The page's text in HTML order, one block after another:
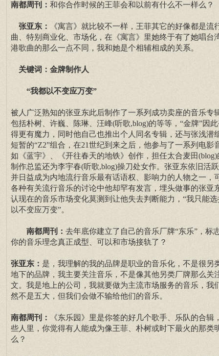
南都周刊： 和你合作时候的王菲会和以前有什么不一样么？
张亚东：
《寓言》就比较不一样，王菲其它的好像都是流
曲、特别商业化、市场化，在《寓言》里她终于有了她唱台
港歌曲的那么一点不同，我和她是个相辅相成的关系。
关键词：金牌制作人
“我都以不变应万变”
被人广泛熟知的张亚东此后制作了一系列成功卖座的音乐专
包括朴树、许巍、陈琳、汪峰(听歌,blog)的等等，“金牌”因
得更有魔力，同时他自己也推出个人同名专辑，还与张浅潜
短暂的“Z2”组合，在21世纪到来之后，他参与了一系列电影
如《蓝宇》、《开往春天的地铁》创作，担任太合麦田(blog)
制作总监还为李宇春(听歌,blog)操刀处女作。张亚东依旧活
并日益成为内地流行音乐最有话语权、影响力的人物之一，
各种有关流行音乐的讨论中他却罕有发言，埋头做事的张亚
认现在的音乐市场变化莫测到让他失去判断能力，“我只能选
以不变应万变”。
南都周刊： 去年底你建立了自己的音乐厂牌“东乐”，标
你的音乐理念真正成型、可以和市场接轨了？
张亚东： 是，我理解的我的品牌是职业的音乐化，不是很另
地下的品牌，我主要关注音乐，不是像其他另类厂牌那么关
文。我是地上的公司，我就要做为主流市场服务的音乐，我
然不是五大，但我们会做不输给他们的音乐。
南都周刊：
《东乐园》里是你签的好几个歌手、乐队的合辑
些人里，你觉得有人能成为像王菲、朴树或时下最火的那类
么？